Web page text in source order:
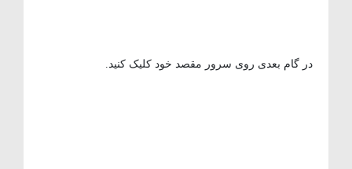
در گام بعدی روی سرور مقصد خود کلیک کنید.